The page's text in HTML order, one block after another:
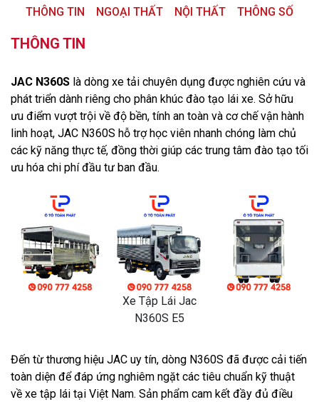
THÔNG TIN NGOẠI THẤT NỘI THẤT THÔNG SỐ
THÔNG TIN
JAC N360S là dòng xe tải chuyên dụng được nghiên cứu và
phát triển dành riêng cho phân khúc đào tạo lái xe. Sở hữu
ưu điểm vượt trội về độ bền, tính an toàn và cơ chế vận hành
linh hoạt, JAC N360S hỗ trợ học viên nhanh chóng làm chủ
các kỹ năng thực tế, đồng thời giúp các trung tâm đào tạo tối
ưu hóa chi phí đầu tư ban đầu.
Xe Tập Lái Jac
N360S E5
Đến từ thương hiệu JAC uy tín, dòng N360S đã được cải tiến
toàn diện để đáp ứng nghiêm ngặt các tiêu chuẩn kỹ thuật
về xe tập lái tại Việt Nam. Sản phẩm cam kết đầy đủ điều